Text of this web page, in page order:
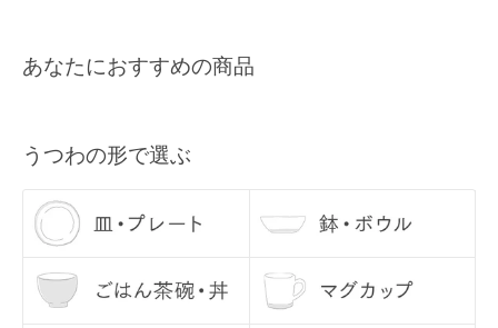
すので、あらかじめご了承ください。
い。
Q4, うつわを使う前に、どのようなお手入れをすれば良いですか？
うつわの底部分は、テーブルなどに傷が入らぬよう、あらかじめ当店
にて磨いてお届けしております。 ざらつきが気になるようでしたら、
サンドペーパーで少し磨いてからご使用ください。
お使いになる際には、一度うつわに水を含ませてあげてください。水
メールアドレス
あなたにおすすめの商品
うつわの形で選ぶ